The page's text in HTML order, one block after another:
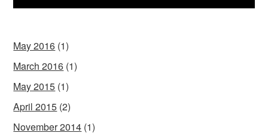
May 2016 (1)
March 2016 (1)
May 2015 (1)
April 2015 (2)
November 2014 (1)